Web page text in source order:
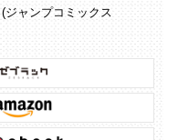
ャンプコミックス